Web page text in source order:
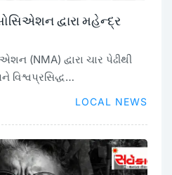
દ્વારા મહેન્દ્ર
(NMA) દ્વારા ચાર પેઢીથી
વિશ્વપ્રસિદ્ધ…
LOCAL NEWS